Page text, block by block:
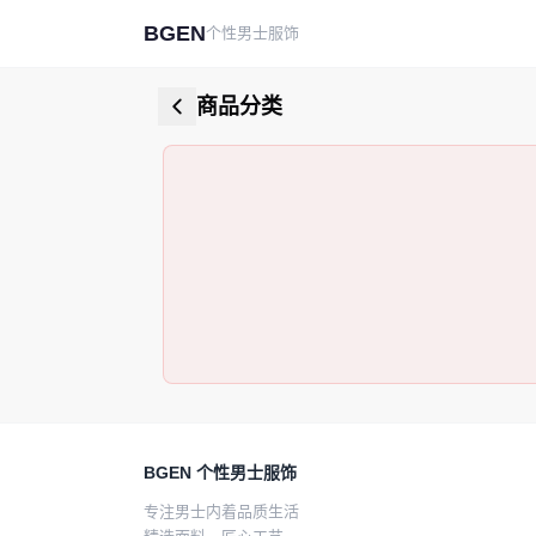
BGEN个性男士服饰
商品分类
BGEN 个性男士服饰
专注男士内着品质生活